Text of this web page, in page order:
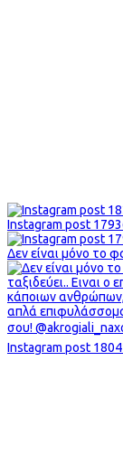
Instagram post
Δεν είναι μόνο το
Instagram post